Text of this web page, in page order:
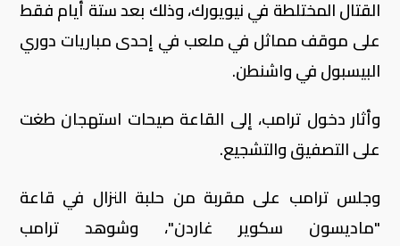
القتال المختلطة في نيويورك، وذلك بعد ستة أيام فقط
على موقف مماثل في ملعب في إحدى مباريات دوري
البيسبول في واشنطن.
وأثار دخول ترامب، إلى القاعة صيحات استهجان طغت
على التصفيق والتشجيع.
وجلس ترامب على مقربة من حلبة النزال في قاعة
"ماديسون سكوير غاردن"، وشوهد ترامب